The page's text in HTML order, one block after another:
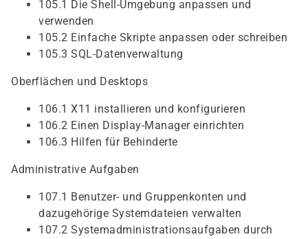
105.1 Die Shell-Umgebung anpassen und
verwenden
105.2 Einfache Skripte anpassen oder schreiben
105.3 SQL-Datenverwaltung
Oberflächen und Desktops
106.1 X11 installieren und konfigurieren
106.2 Einen Display-Manager einrichten
106.3 Hilfen für Behinderte
Administrative Aufgaben
107.1 Benutzer- und Gruppenkonten und
dazugehörige Systemdateien verwalten
107.2 Systemadministrationsaufgaben durch